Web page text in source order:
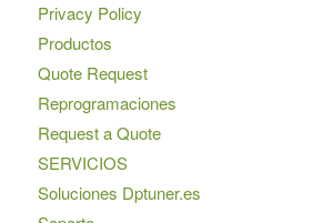
Privacy Policy
Productos
Quote Request
Reprogramaciones
Request a Quote
SERVICIOS
Soluciones Dptuner.es